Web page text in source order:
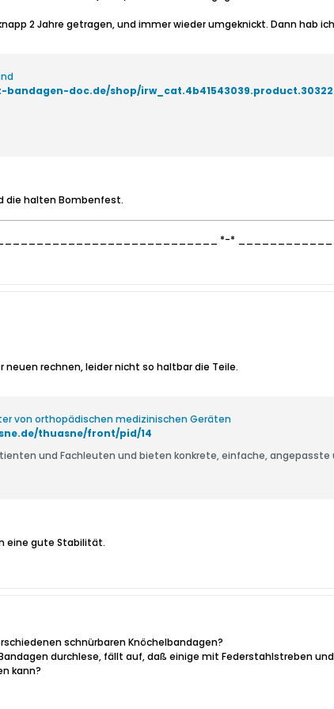
2 Jahre getragen, und immer wieder umgeknickt. Dann hab
doc.de/shop/
die halten Bombenfest.
*-*
neuen rechnen, leider nicht so haltbar die Teile.
von orthopädischen medizinischen Geräten
thuasne/front/pid/14
und Fachleuten und bieten konkrete, einfache,
eine gute Stabilität.
schnürbaren Knöchelbandagen?
durchlese, fällt auf, daß einige mit Federstahlstreben
kann?